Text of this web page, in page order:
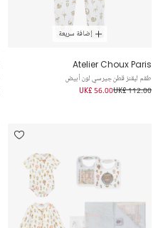
إضافة سريعة
Atelier Choux Paris
طقم ليقنز قطن جيرسي لون أبيض
UK£ 112.00
UK£ 56.00